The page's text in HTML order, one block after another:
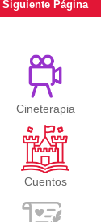
Siguiente Página
Cineterapia
Cuentos